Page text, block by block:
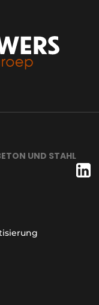
UND STAHL